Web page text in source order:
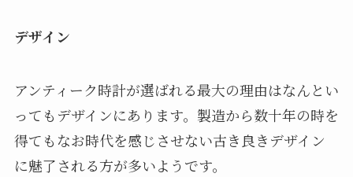
デザイン
アンティーク時計が選ばれる最大の理由はなんとい
ってもデザインにあります。製造から数十年の時を
得てもなお時代を感じさせない古き良きデザイン
に魅了される方が多いようです。